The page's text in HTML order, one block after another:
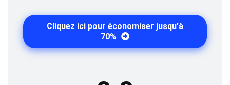
Cliquez ici pour économiser jusqu'à
70%